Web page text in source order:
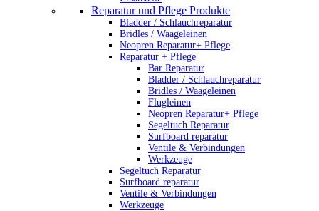
Reparatur und Pflege Produkte
Bladder / Schlauchreparatur
Bridles / Waageleinen
Neopren Reparatur+ Pflege
Reparatur + Pflege
Bar Reparatur
Bladder / Schlauchreparatur
Bridles / Waageleinen
Flugleinen
Neopren Reparatur+ Pflege
Segeltuch Reparatur
Surfboard reparatur
Ventile & Verbindungen
Werkzeuge
Segeltuch Reparatur
Surfboard reparatur
Ventile & Verbindungen
Werkzeuge